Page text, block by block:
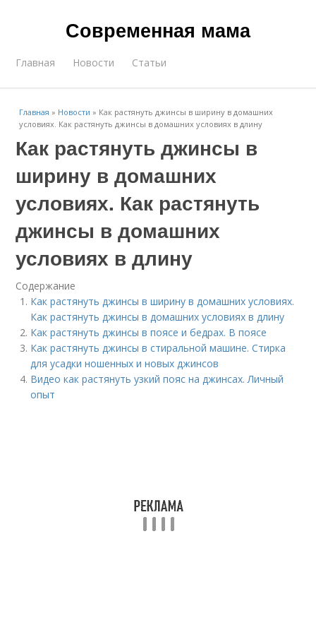
Современная мама
Главная Новости Статьи
Главная » Новости » Как растянуть джинсы в ширину в домашних
условиях. Как растянуть джинсы в домашних условиях в длину
Как растянуть джинсы в
ширину в домашних
условиях. Как растянуть
джинсы в домашних
условиях в длину
Содержание
Как растянуть джинсы в ширину в домашних условиях.
Как растянуть джинсы в домашних условиях в длину
Как растянуть джинсы в поясе и бедрах. В поясе
Как растянуть джинсы в стиральной машине. Стирка
для усадки ношенных и новых джинсов
Видео как растянуть узкий пояс на джинсах. Личный
опыт